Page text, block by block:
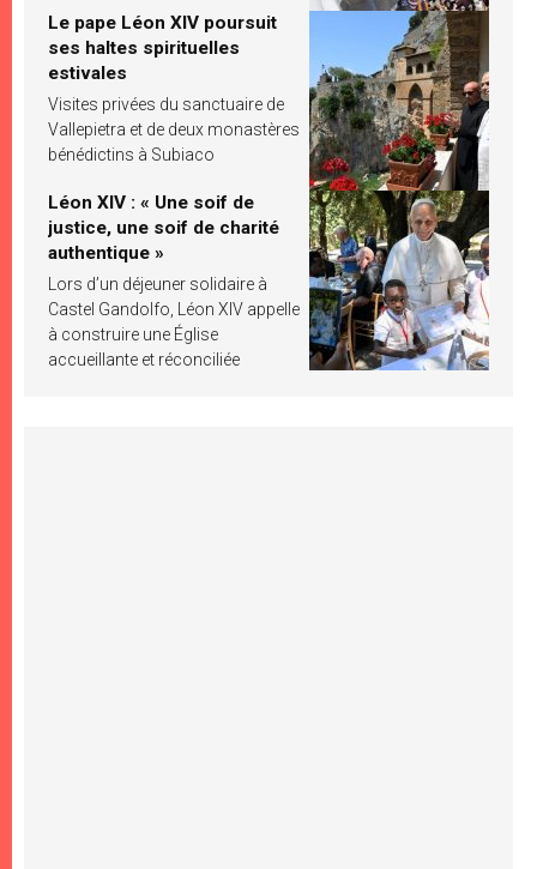
Le pape Léon XIV poursuit
ses haltes spirituelles
estivales
Visites privées du sanctuaire de
Vallepietra et de deux monastères
bénédictins à Subiaco
Léon XIV : « Une soif de
justice, une soif de charité
authentique »
Lors d’un déjeuner solidaire à
Castel Gandolfo, Léon XIV appelle
à construire une Église
accueillante et réconciliée